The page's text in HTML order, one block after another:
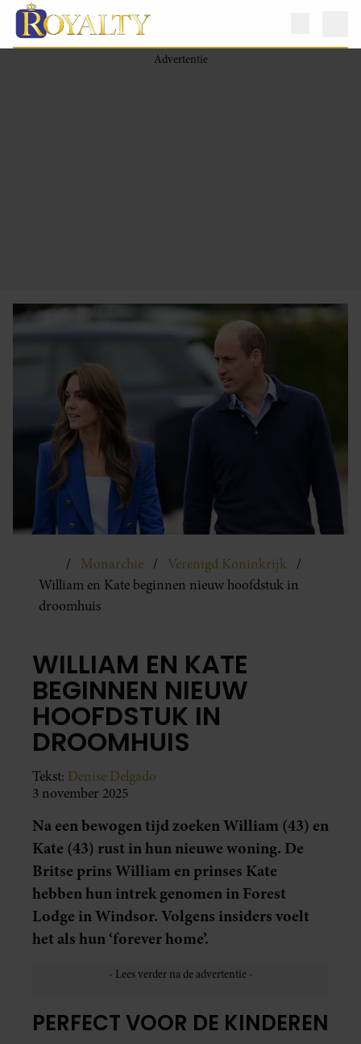
Monarchie
Verenigd Koninkrijk
William en Kate beginnen nieuw hoofdstuk in
droomhuis
WILLIAM EN KATE
BEGINNEN NIEUW
HOOFDSTUK IN
DROOMHUIS
Tekst: Denise Delgado
3 november 2025
Na een bewogen tijd zoeken William (43) en
Kate (43) rust in hun nieuwe woning. De
Britse prins William en prinses Kate
hebben hun intrek genomen in Forest
Lodge in Windsor. Volgens insiders voelt
het als hun ‘forever home’.
PERFECT VOOR DE KINDEREN